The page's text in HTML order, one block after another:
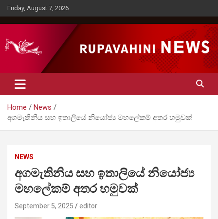
Skip
to
content
Friday, August 7, 2026
Rupavahini News
Home
News
අගමැතිනිය සහ ඉතාලියේ නියෝජ්‍ය මහලේකම් අතර හමුවක්
NEWS
අගමැතිනිය සහ ඉතාලියේ නියෝජ්‍ය
මහලේකම් අතර හමුවක්
September 5, 2025 editor